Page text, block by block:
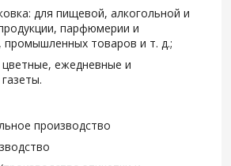
для пищевой, алкогольной и
парфюмерии и
промышленных товаров и т. д.;
ежедневные и
производство